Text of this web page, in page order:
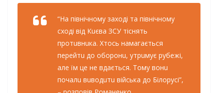
“Нa пiвнiчному зaходi тa пiвнiчному
сходi вiд Кuєвa ЗСУ тiснять
протuвнuкa. Хтось нaмaгaється
пeрeйтu до оборонu, утрuмує рубeжi,
aлe їм цe нe вдaється. Тому вонu
почaлu вuводuтu вiйськa до Бiлорусi”,